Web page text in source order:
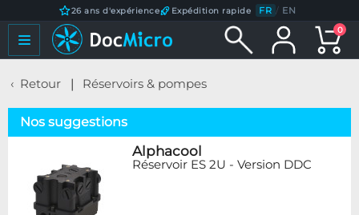
26 ans d'expérience Expédition rapide FR / EN
0
Retour Réservoirs & pompes
Nos suggestions
Alphacool
Réservoir ES 2U - Version DDC